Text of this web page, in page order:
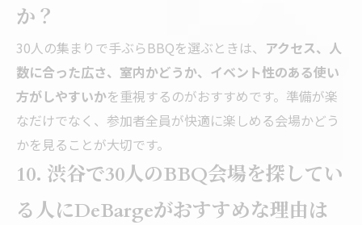
か？
30人の集まりで手ぶらBBQを選ぶときは、 アクセス、人
数に合った広さ、室内かどうか、イベント性のある使い
方がしやすいかを重視するのがおすすめです。準備が楽
なだけでなく、参加者全員が快適に楽しめる会場かどう
かを見ることが大切です。
10. 渋谷で30人のBBQ会場を探してい
る人にDeBargeがおすすめな理由は